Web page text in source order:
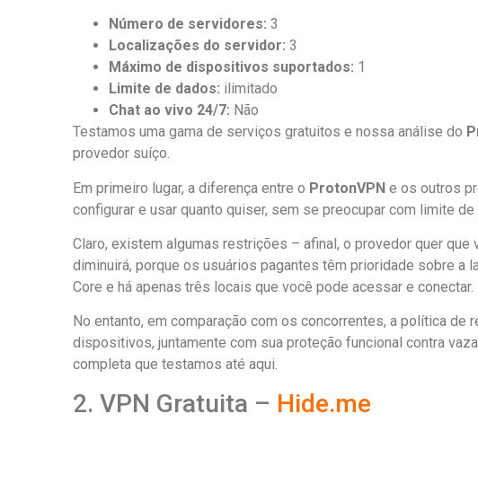
Número de servidores: 3
Localizações do servidor: 3
Máximo de dispositivos suportados: 1
Limite de dados: ilimitado
Chat ao vivo 24/7: Não
Testamos uma gama de serviços gratuitos e nossa análise do
provedor suíço.
Em primeiro lugar, a diferença entre o ProtonVPNe os outros
configurar e usar quanto quiser, sem se preocupar com limite de
Claro, existem algumas restrições – afinal, o provedor quer
diminuirá, porque os usuários pagantes têm prioridade sobre a
Core e há apenas três locais que você pode acessar e conectar.
No entanto, em comparação com os concorrentes, a política de
dispositivos, juntamente com sua proteção funcional contra
completa que testamos até aqui.
2. VPN Gratuita – Hide.me